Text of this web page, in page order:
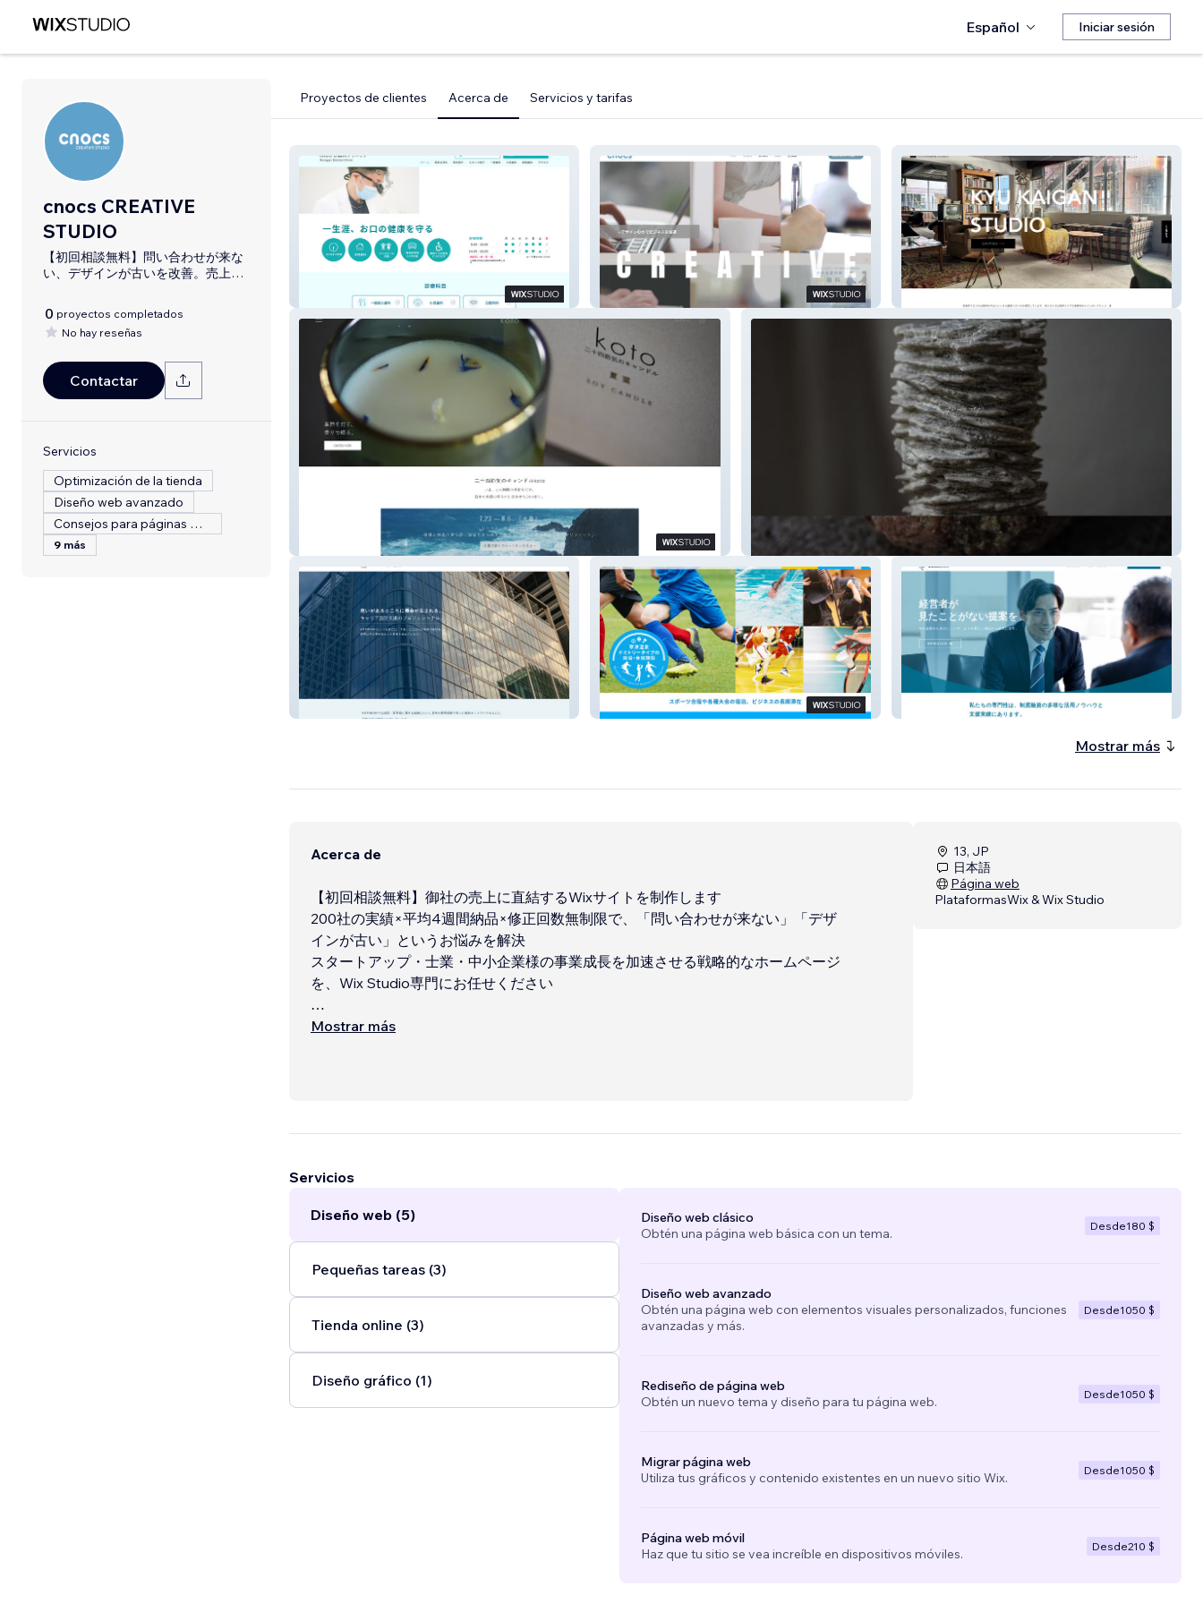
Español Iniciar sesión
cnocs CREATIVE
STUDIO
【初回相談無料】問い合わせが来な
い、デザインが古いを改善。売上に
ずはお気軽にご相談ください
0 proyectos completados
No hay reseñas
Contactar
Servicios
Optimización de la tienda
Diseño web avanzado
Consejos para páginas web
9 más
Proyectos de clientes Acerca de Servicios y tarifas
歯科医院 れんげじ歯科クリニック cnocs Wixホームページ制作会社 旧海岸スタジオ
te ao te po candle
飯島館-別館 株式会社DUCKBLUE
Mostrar más
Acerca de
【初回相談無料】御社の売上に直結するWixサイトを制作します
200社の実績×平均4週間納品×修正回数無制限で、「問い合わせが来ない」「デザ
インが古い」というお悩みを解決
スタートアップ・士業・中小企業様の事業成長を加速させる戦略的なホームページ
を、Wix Studio専門にお任せください
Wix・Wix Studio専門のホームページ制作パートナーとして、これまで200サイト以
Mostrar más
13, JP
日本語
Página web
PlataformasWix & Wix Studio
Servicios
Diseño web (5)
Pequeñas tareas (3)
Tienda online (3)
Diseño gráfico (1)
Diseño web clásico
Obtén una página web básica con un tema.
Desde180 $
Diseño web avanzado
Obtén una página web con elementos visuales personalizados, funciones
avanzadas y más.
Desde1050 $
Rediseño de página web
Obtén un nuevo tema y diseño para tu página web.
Desde1050 $
Migrar página web
Utiliza tus gráficos y contenido existentes en un nuevo sitio Wix.
Desde1050 $
Página web móvil
Haz que tu sitio se vea increíble en dispositivos móviles.
Desde210 $